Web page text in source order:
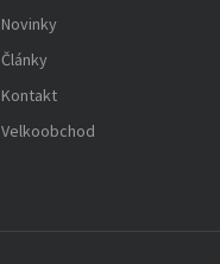
Novinky
Články
Kontakt
Velkoobchod